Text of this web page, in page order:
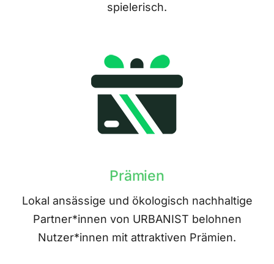
spielerisch.
Prämien
Lokal ansässige und ökologisch nachhaltige
Partner*innen von URBANIST belohnen
Nutzer*innen mit attraktiven Prämien.